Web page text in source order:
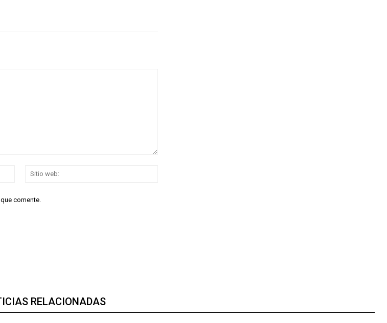
Correo
comente.
RELACIONADAS